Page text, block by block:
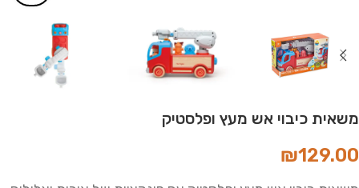
משאית כיבוי אש מעץ ופלסטיק
₪129.00